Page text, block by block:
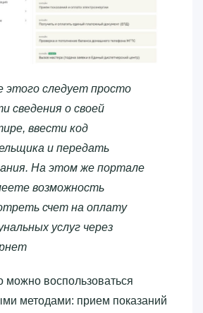
этого следует просто
сведения о своей
ввести код
и передать
На этом же портале
возможность
счет на оплату
услуг через
можно воспользоваться
методами: прием показаний